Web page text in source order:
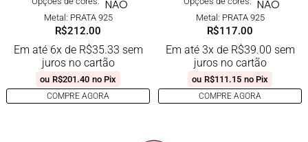
NÃO
Metal: PRATA 925
R$212.00
Em até 6x de R$35.33 sem
juros no cartão
ou R$201.40 no Pix
COMPRE AGORA
NÃO
Metal: PRATA 925
R$117.00
Em até 3x de R$39.00 sem
juros no cartão
ou R$111.15 no Pix
COMPRE AGORA